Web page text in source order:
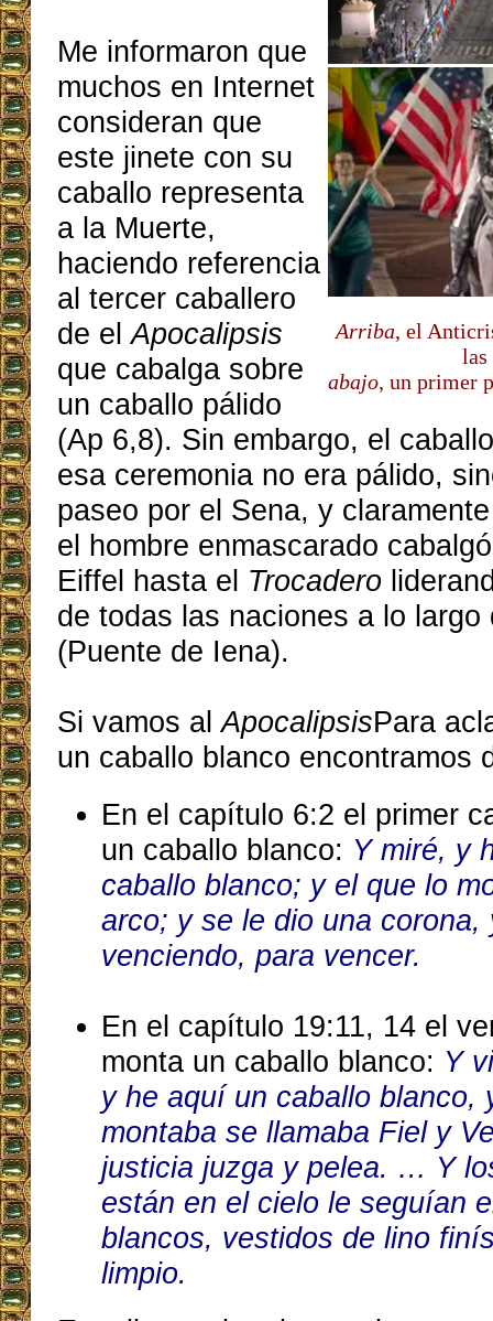
Arriba, el
las
abajo, un primer
Me informaron que
muchos en Internet
consideran que
este jinete con su
caballo representa
a la Muerte,
haciendo referencia
al tercer caballero
de elApocalipsis
que cabalga sobre
un caballo pálido
(Ap 6,8). Sin embargo, el
esa ceremonia no era pálido,
paseo por el Sena, y
el hombre enmascarado
Eiffel hasta el Trocadero
de todas las naciones a lo
(Puente de Iena).
Si vamos alApocalipsisPara
un caballo blanco encontramos
En el capítulo 6:2 el primer
un caballo blanco: Y miré, y
caballo blanco; y el que lo
arco; y se le dio una corona,
venciendo, para vencer.
En el capítulo 19:11, 14 el
monta un caballo blanco: Y
y he aquí un caballo blanco,
montaba se llamaba Fiel y
justicia juzga y pelea. … Y
están en el cielo le seguían
blancos, vestidos de lino
limpio.